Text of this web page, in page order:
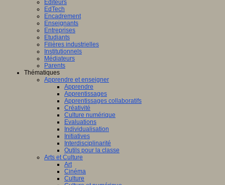
Editeurs
EdTech
Encadrement
Enseignants
Entreprises
Etudiants
Filières industrielles
Institutionnels
Médiateurs
Parents
Thématiques
Apprendre et enseigner
Apprendre
Apprentissages
Apprentissages collaboratifs
Créativité
Culture numérique
Evaluations
Individualisation
Initiatives
Interdisciplinarité
Outils pour la classe
Arts et Culture
Art
Cinéma
Culture